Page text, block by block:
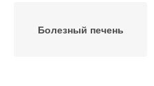
Болезный печень